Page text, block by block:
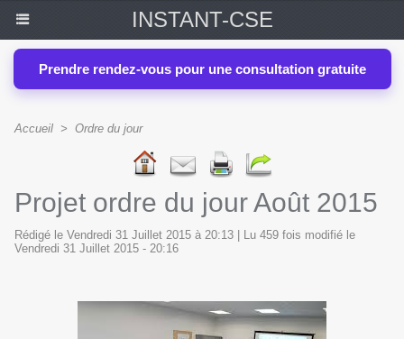
INSTANT-CSE
Prendre rendez-vous pour une consultation gratuite
Accueil > Ordre du jour
Projet ordre du jour Août 2015
Rédigé le Vendredi 31 Juillet 2015 à 20:13 | Lu 459 fois modifié le
Vendredi 31 Juillet 2015 - 20:16